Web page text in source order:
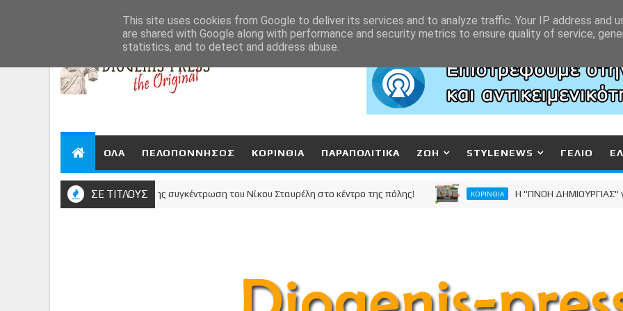
ΟΛΑ ΠΕΛΟΠΟΝΝΗΣΟΣ ΚΟΡΙΝΘΙΑ ΠΑΡΑΠΟΛΙΤΙΚΑ ΖΩΗ STYLENEWS ΓΕΛΙΟ
ΣΕ ΤΙΤΛΟΥΣ
μίλησε - Μεγαλειώδης συγκέντρωση του Νίκου Σταυρέλη στο κέντρο της πόλης! ΚΟΡΙΝΘΙΑ Η "ΠΝΟΗ ΔΗΜΙΟΥΡΓΙΑΣ" για τα
This site uses cookies from Google to deliver its services and to analyze traffic. Your IP address and
are shared with Google along with performance and security metrics to ensure quality of service,
statistics, and to detect and address abuse.